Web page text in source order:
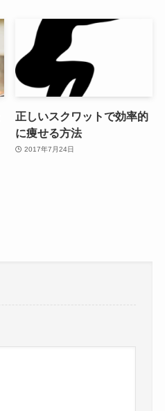
正しいスクワットで効率的
に痩せる方法
2017年7月24日